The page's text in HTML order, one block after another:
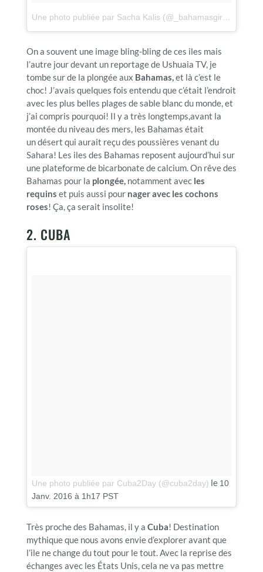
Une photo publiée par Sacha Kalis (@_bahamasgirl_)
On a souvent une image bling-bling de ces iles mais
l’autre jour devant un reportage de Ushuaia TV, je
tombe sur de la plongée aux Bahamas,et là c’est le
choc! J’avais quelques fois entendu que c’était l’endroit
avec les plus belles plages de sable blanc du monde, et
j’ai compris pourquoi! Il y a très longtemps,avant la
montée du niveau des mers, les Bahamas était
un désert qui aurait reçu des poussières venant du
Sahara! Les iles des Bahamas reposent aujourd’hui sur
une plateforme de bicarbonate de calcium. On rêve des
Bahamas pour la plongée,notamment avec les
requins et puis aussi pour nager avec les cochons
roses! Ça, ça serait insolite!
2. CUBA
Une photo publiée par Cuba2Day (@cuba2day) le 10
Janv. 2016 à 1h17 PST
Très proche des Bahamas, il y a Cuba! Destination
mythique que nous avons envie d’explorer avant que
l’ile ne change du tout pour le tout. Avec la reprise des
échanges avec les États Unis, cela ne va pas mettre